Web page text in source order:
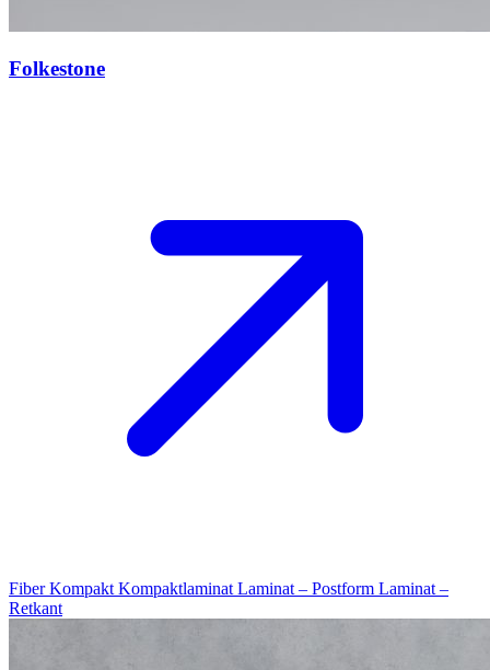
Folkestone
Fiber Kompakt Kompaktlaminat Laminat – Postform Laminat –
Retkant